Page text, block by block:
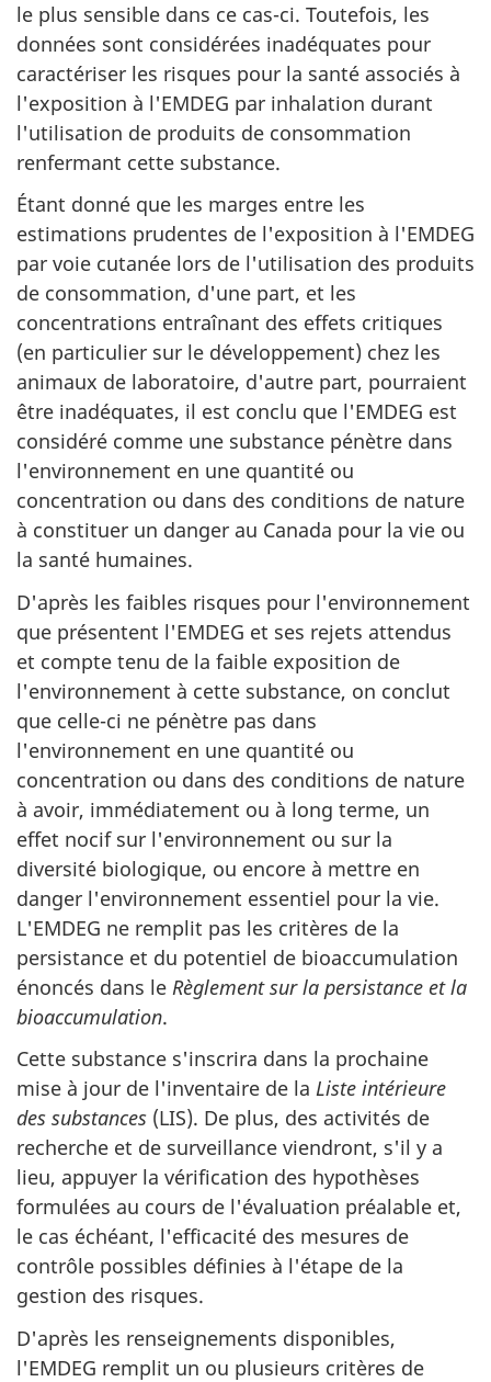
le plus sensible dans ce cas-ci. Toutefois, les
données sont considérées inadéquates pour
caractériser les risques pour la santé associés à
l'exposition à l'EMDEG par inhalation durant
l'utilisation de produits de consommation
renfermant cette substance.
Étant donné que les marges entre les
estimations prudentes de l'exposition à l'EMDEG
par voie cutanée lors de l'utilisation des produits
de consommation, d'une part, et les
concentrations entraînant des effets critiques
(en particulier sur le développement) chez les
animaux de laboratoire, d'autre part, pourraient
être inadéquates, il est conclu que l'EMDEG est
considéré comme une substance pénètre dans
l'environnement en une quantité ou
concentration ou dans des conditions de nature
à constituer un danger au Canada pour la vie ou
la santé humaines.
D'après les faibles risques pour l'environnement
que présentent l'EMDEG et ses rejets attendus
et compte tenu de la faible exposition de
l'environnement à cette substance, on conclut
que celle-ci ne pénètre pas dans
l'environnement en une quantité ou
concentration ou dans des conditions de nature
à avoir, immédiatement ou à long terme, un
effet nocif sur l'environnement ou sur la
diversité biologique, ou encore à mettre en
danger l'environnement essentiel pour la vie.
L'EMDEG ne remplit pas les critères de la
persistance et du potentiel de bioaccumulation
énoncés dans le Règlement sur la persistance et la
bioaccumulation.
Cette substance s'inscrira dans la prochaine
mise à jour de l'inventaire de la Liste intérieure
des substances (LIS). De plus, des activités de
recherche et de surveillance viendront, s'il y a
lieu, appuyer la vérification des hypothèses
formulées au cours de l'évaluation préalable et,
le cas échéant, l'efficacité des mesures de
contrôle possibles définies à l'étape de la
gestion des risques.
D'après les renseignements disponibles,
l'EMDEG remplit un ou plusieurs critères de